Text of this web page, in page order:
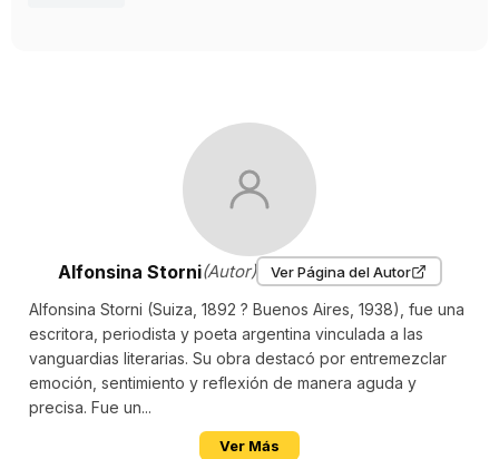
Alfonsina Storni(Autor) Ver Página del Autor
Alfonsina Storni (Suiza, 1892 ? Buenos Aires, 1938), fue una
escritora, periodista y poeta argentina vinculada a las
vanguardias literarias. Su obra destacó por entremezclar
emoción, sentimiento y reflexión de manera aguda y
precisa. Fue un...
Ver Más